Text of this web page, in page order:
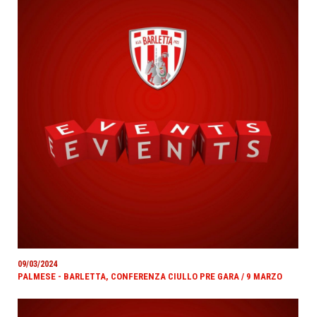
09/03/2024
PALMESE - BARLETTA, CONFERENZA CIULLO PRE GARA / 9 MARZO